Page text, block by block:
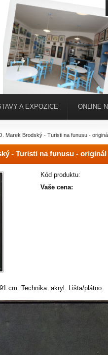
Marek Brodský - Turisti na funusu -
- Turisti na funusu - originál
Kód produktu:
Vaše cena:
cm. Technika: akryl. Lišta/plátno.
A EXPOZICE ONLINE